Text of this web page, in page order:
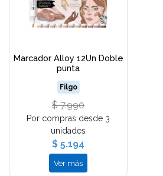
Marcador Alloy 12Un Doble
punta
Filgo
$ 7.990
Por compras desde 3
unidades
$ 5.194
Ver más